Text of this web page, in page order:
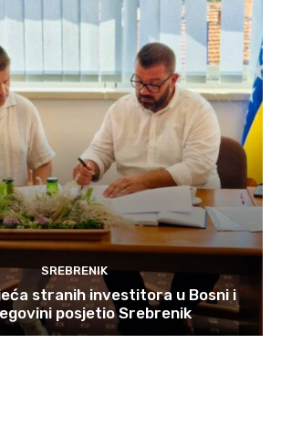
SREBRENIK
stranih investitora u Bosni i
posjetio Srebrenik